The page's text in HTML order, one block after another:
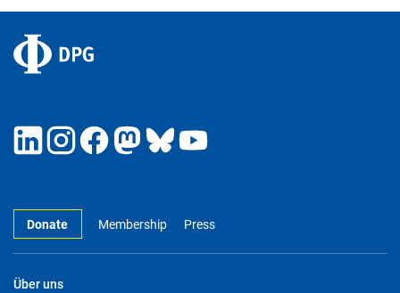
Donate Membership Press
Über uns